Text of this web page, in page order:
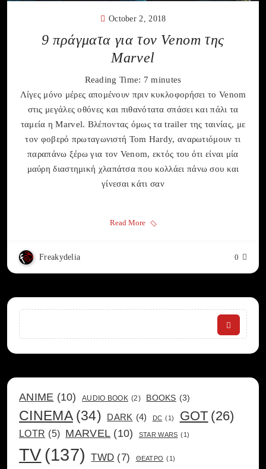
October 2, 2018
9 πράγματα για τον Venom της
Marvel
Reading Time: 7 minutes
Λίγες μόνο μέρες απομένουν πριν κυκλοφορήσει το Venom
στις μεγάλες οθόνες και πιθανότατα σπάσει και πάλι τα
ταμεία η Marvel. Βλέποντας όμως τα trailer της ταινίας, με
τον φοβερό πρωταγωνιστή Tom Hardy, αναρωτιόμουν τι
παραπάνω ξέρω για τον Venom, εκτός του ότι είναι μία
μαύρη διαστημική χλαπάτσα που κολλάει πάνω σου και
γίνεσαι κάτι σαν
Read More
Freakydelia 0
Search
ANIME (10) AUDIO BOOK (2) BOOKS (3)
CINEMA (34) DARK (4) DC (1) GOT (26)
LOTR (5) MARVEL (10) STAR WARS (1)
TV (137) TWD (7) ΘΕΑΤΡΟ (1)